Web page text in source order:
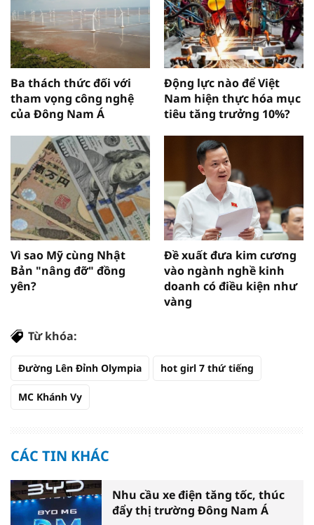
Ba thách thức đối với
tham vọng công nghệ
của Đông Nam Á
Động lực nào để Việt
Nam hiện thực hóa mục
tiêu tăng trưởng 10%?
Vì sao Mỹ cùng Nhật
Bản "nâng đỡ" đồng
yên?
Đề xuất đưa kim cương
vào ngành nghề kinh
doanh có điều kiện như
vàng
Từ khóa:
Đường Lên Đỉnh Olympia hot girl 7 thứ tiếng
MC Khánh Vy
CÁC TIN KHÁC
Nhu cầu xe điện tăng tốc, thúc
đẩy thị trường Đông Nam Á